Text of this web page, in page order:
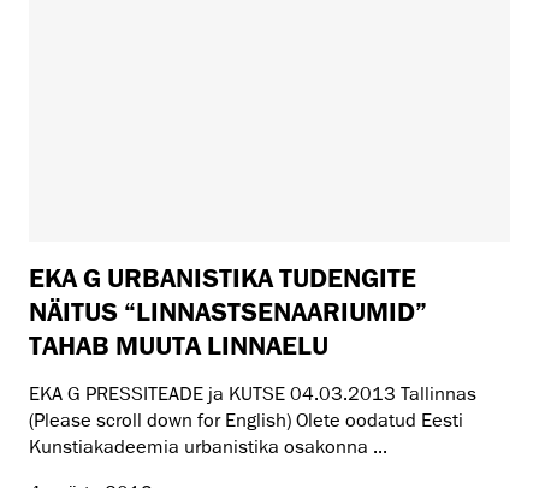
EKA G URBANISTIKA TUDENGITE
NÄITUS “LINNASTSENAARIUMID”
TAHAB MUUTA LINNAELU
EKA G PRESSITEADE ja KUTSE 04.03.2013 Tallinnas
(Please scroll down for English) Olete oodatud Eesti
Kunstiakadeemia urbanistika osakonna ...